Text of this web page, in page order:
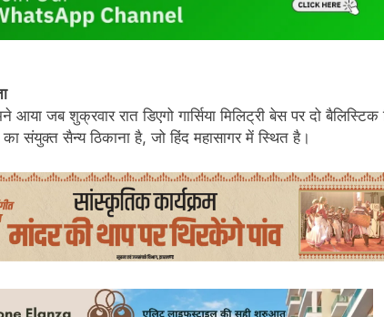
जब शुक्रवार रात डिएगो गार्सिया मिलिट्री बेस पर दो
संयुक्त सैन्य ठिकाना है, जो हिंद महासागर में स्थित है।